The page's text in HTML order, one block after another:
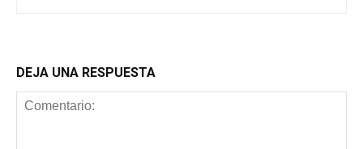
DEJA UNA RESPUESTA